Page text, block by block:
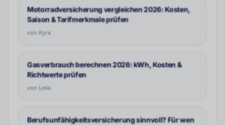
Motorradversicherung vergleichen 2026: Kosten,
Saison & Tarifmerkmale prüfen
von Kyra
Gasverbrauch berechnen 2026: kWh, Kosten &
Richtwerte prüfen
von Leila
Berufsunfähigkeitsversicherung sinnvoll? Für wen